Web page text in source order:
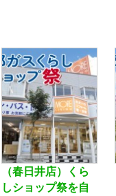
（春日井店）くら
しショップ祭を自